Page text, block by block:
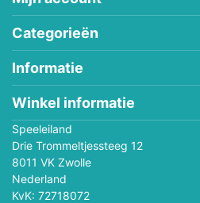
Categorieën
Informatie
Winkel informatie
Speeleiland
Drie Trommeltjessteeg 12
8011 VK Zwolle
Nederland
KvK: 72718072